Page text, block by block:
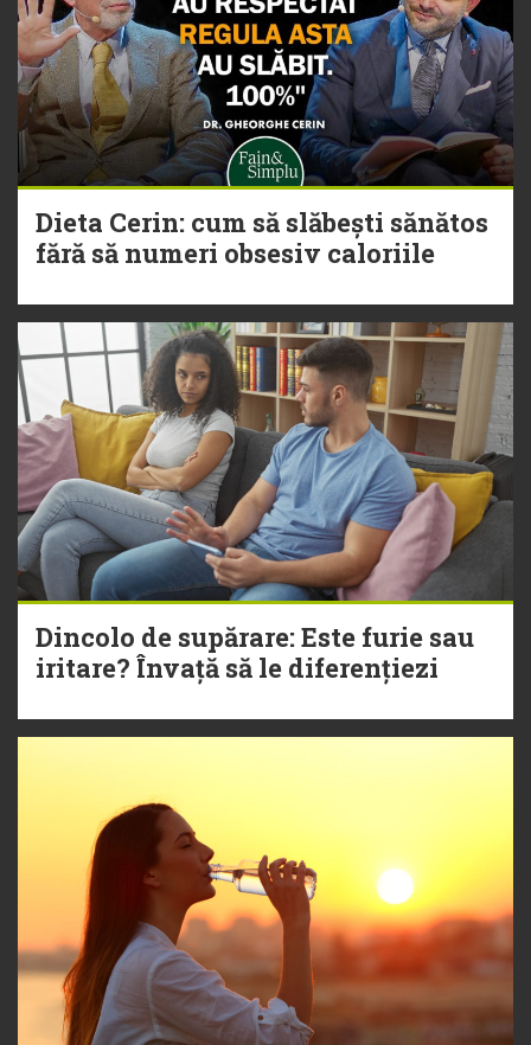
Dieta Cerin: cum să slăbești sănătos
fără să numeri obsesiv caloriile
Dincolo de supărare: Este furie sau
iritare? Învață să le diferențiezi